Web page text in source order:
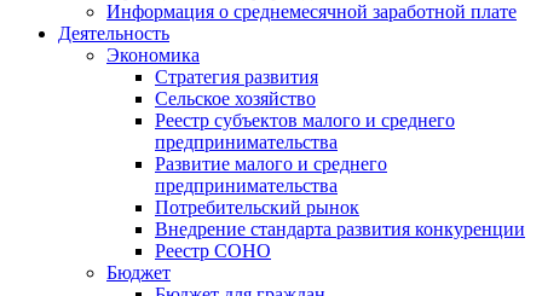
Информация о среднемесячной заработной плате
Деятельность
Экономика
Стратегия развития
Сельское хозяйство
Реестр субъектов малого и среднего
предпринимательства
Развитие малого и среднего
предпринимательства
Потребительский рынок
Внедрение стандарта развития конкуренции
Реестр СОНО
Бюджет